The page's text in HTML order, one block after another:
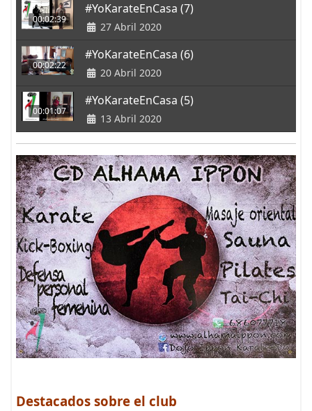
00:02:39
#YoKarateEnCasa (7)
27 Abril 2020
00:02:22
#YoKarateEnCasa (6)
20 Abril 2020
00:01:07
#YoKarateEnCasa (5)
13 Abril 2020
Destacados sobre el club